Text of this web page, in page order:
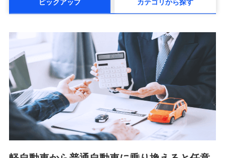
メットライフ生命株式会社(https://www.metlife.co.jp/)
■少額短期保険
株式会社アシロ少額短期保険 (https://kailash.co.jp/)
SBIいきいき少額短期保険会社 (https://www.i-
sedai.com/)
SBIペット少額短期保険株式会社 (https://www.sbipet-
ssi.co.jp/)
SBIリスタ少額短期保険会社
(https://www.jishin.co.jp/)
スマートプラス少額短期保険株式会社
ピックアップ カテゴリから探す